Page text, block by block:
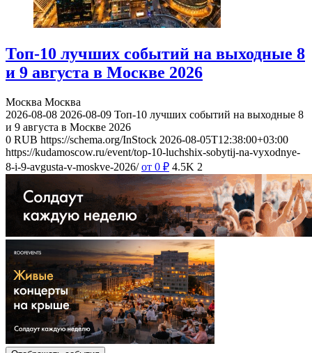
Топ-10 лучших событий на выходные 8
и 9 августа в Москве 2026
Москва Москва
2026-08-08 2026-08-09 Топ-10 лучших событий на выходные 8
и 9 августа в Москве 2026
0 RUB https://schema.org/InStock 2026-08-05T12:38:00+03:00
https://kudamoscow.ru/event/top-10-luchshix-sobytij-na-vyxodnye-
8-i-9-avgusta-v-moskve-2026/ от 0 ₽ 4.5K 2